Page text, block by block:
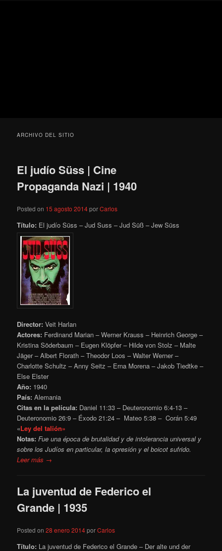
ARCHIVO DEL SITIO
El judío Süss | Cine
Propaganda Nazi | 1940
Posted on 15 agosto 2014porCarlos
Título: El judío Süss – Jud Suss – Jud Süß – Jew Süss
Director: Veit Harlan
Actores: Ferdinand Marian – Werner Krauss – Heinrich George –
Kristina Söderbaum – Eugen Klöpfer – Hilde von Stolz – Malte
Jäger – Albert Florath – Theodor Loos – Walter Werner –
Charlotte Schultz – Anny Seitz – Erna Morena – Jakob Tiedtke –
Else Elster
Año: 1940
País: Alemania
Citas en la película: Daniel 11:33 – Deuteronomio 6:4-13 –
Deuteronomio 26:9 – Éxodo 21:24 – Mateo 5:38 – Corán 5:49
«Ley del talión»
Notas: Fue una época de brutalidad y de intolerancia universal y
sobre los Judíos en particular, la opresión y el boicot sufrido.
Leer más →
La juventud de Federico el
Grande | 1935
Posted on28 enero 2014porCarlos
Título: La juventud de Federico el Grande – Der alte und der